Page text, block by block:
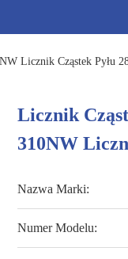
Licznik Cząstek Pyłu
Licznik
310NW
Nazwa Marki:
Numer Modelu: